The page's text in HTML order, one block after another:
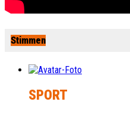
Stimmen
SPORT